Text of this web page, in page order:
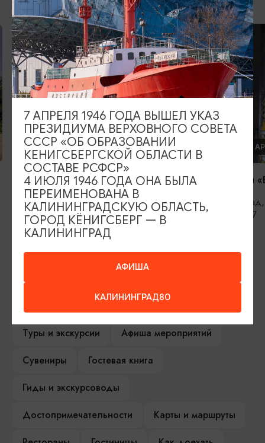
МАСТЕР-КЛАССЫ
Стеклодувная мастерская Репин
Гласс/Repin Glass
Калининград, ул. Литовский вал, 38
ГАЛЕРЕИ И
Арт-галерея
Трибуца, 37
ИЩИТЕ ТАКЖЕ НА НАШЕМ САЙТЕ
Электронная виза
Туры и экскурсии
Афиша мероприятий
Сувениры
Гостевая книга
Гиды и экскурсоводы
Достопримечательности
Карты и маршруты
АФИША
КАЛИНИНГРАД80
7 АПРЕЛЯ 1946 ГОДА ВЫШЕЛ УКАЗ
ПРЕЗИДИУМА ВЕРХОВНОГО СОВЕТА
СССР «ОБ ОБРАЗОВАНИИ
КЕНИГСБЕРГСКОЙ ОБЛАСТИ В
СОСТАВЕ РСФСР»
4 ИЮЛЯ 1946 ГОДА ОНА БЫЛА
ПЕРЕИМЕНОВАНА В
КАЛИНИНГРАДСКУЮ ОБЛАСТЬ,
ГОРОД КЁНИГСБЕРГ — В
КАЛИНИНГРАД